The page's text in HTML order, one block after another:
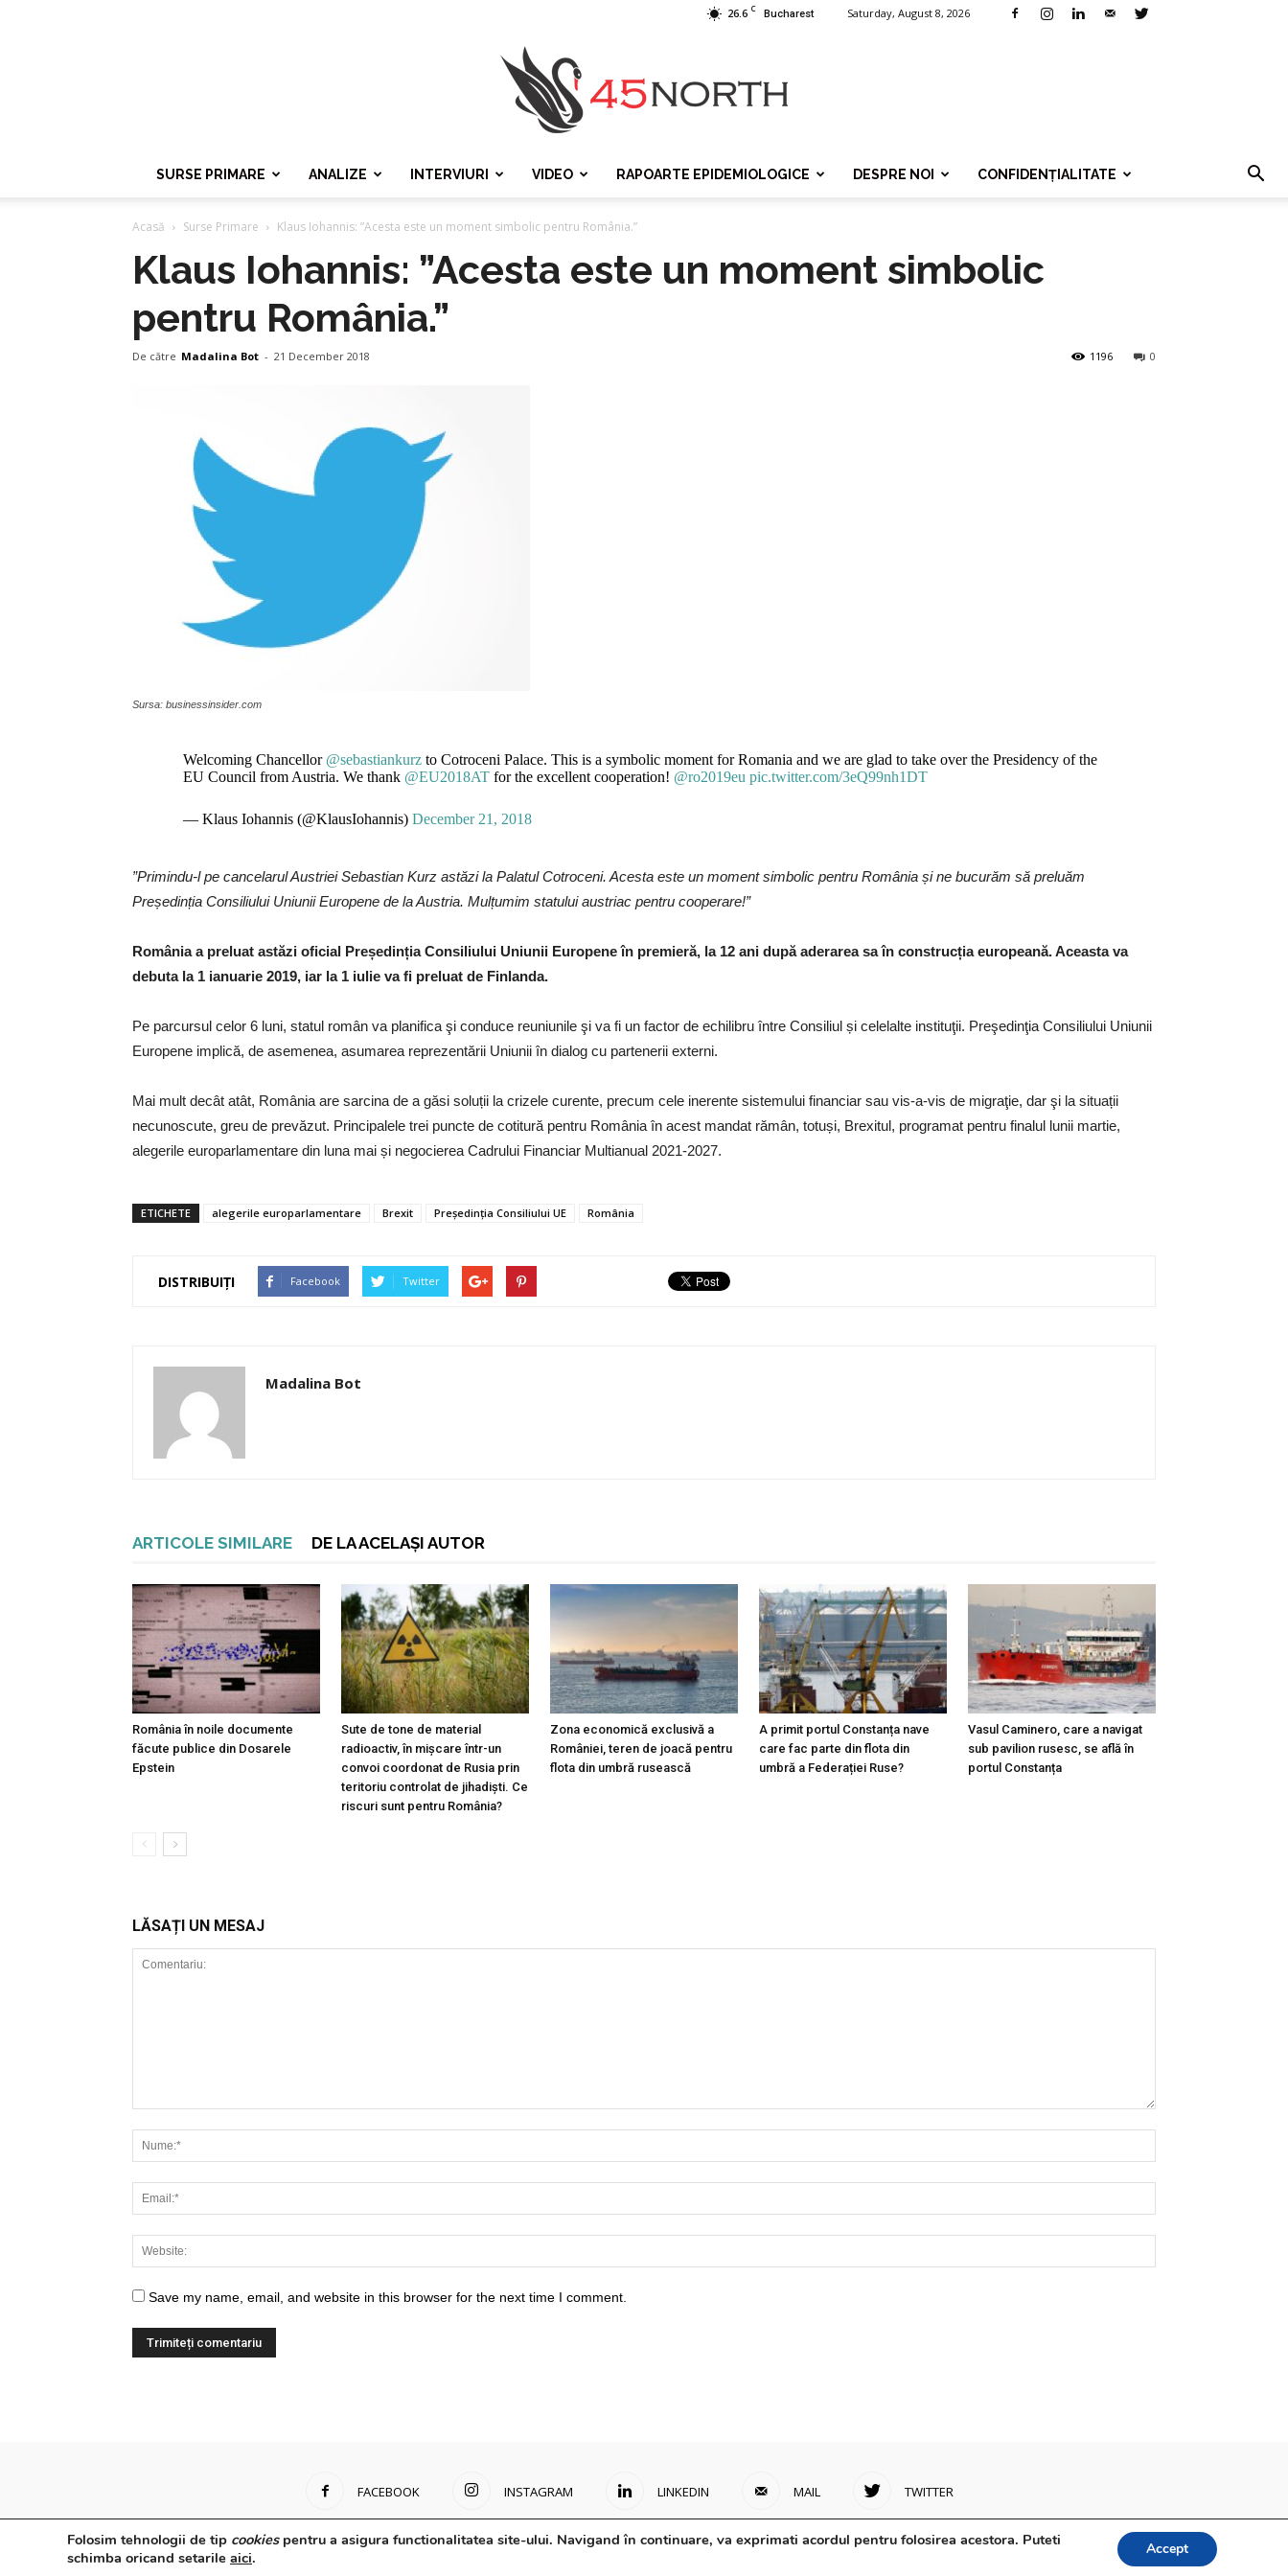
26.6 C Bucharest Saturday, August 8, 2026
SURSE PRIMARE ANALIZE INTERVIURI VIDEO RAPOARTE EPIDEMIOLOGICE DESPRE NOI CONFIDENȚIALITATE
Acasă Surse Primare Klaus Iohannis: ”Acesta este un moment simbolic pentru România.”
Klaus Iohannis: ”Acesta este un moment simbolic
pentru România.”
De către Madalina Bot - 21 December 2018 0
1196
Sursa: businessinsider.com
Welcoming Chancellor @sebastiankurz to Cotroceni Palace. This is a symbolic moment for Romania and we are glad to take over the Presidency of the
EU Council from Austria. We thank @EU2018AT for the excellent cooperation! @ro2019eu pic.twitter.com/3eQ99nh1DT
— Klaus Iohannis (@KlausIohannis)December 21, 2018
”Primindu-l pe cancelarul Austriei Sebastian Kurz astăzi la Palatul Cotroceni. Acesta este un moment simbolic pentru România și ne bucurăm să preluăm
Președinția Consiliului Uniunii Europene de la Austria. Mulțumim statului austriac pentru cooperare!”
România a preluat astăzi oficial Președinția Consiliului Uniunii Europene în premieră, la 12 ani după aderarea sa în construcția europeană. Aceasta va
debuta la 1 ianuarie 2019, iar la 1 iulie va fi preluat de Finlanda.
Pe parcursul celor 6 luni, statul român va planifica şi conduce reuniunile şi va fi un factor de echilibru între Consiliul și celelalte instituţii. Preşedinţia Consiliului Uniunii
Europene implică, de asemenea, asumarea reprezentării Uniunii în dialog cu partenerii externi.
Mai mult decât atât, România are sarcina de a găsi soluții la crizele curente, precum cele inerente sistemului financiar sau vis-a-vis de migraţie, dar şi la situații
necunoscute, greu de prevăzut. Principalele trei puncte de cotitură pentru România în acest mandat rămân, totuși, Brexitul, programat pentru finalul lunii martie,
alegerile europarlamentare din luna mai și negocierea Cadrului Financiar Multianual 2021-2027.
ETICHETE alegerile europarlamentare Brexit Președinția Consiliului UE România
DISTRIBUIȚI Facebook Twitter
Madalina Bot
ARTICOLE SIMILARE DE LA ACELAȘI AUTOR
România în noile documente
făcute publice din Dosarele
Epstein
Sute de tone de material
radioactiv, în mișcare într-un
convoi coordonat de Rusia prin
teritoriu controlat de jihadiști. Ce
riscuri sunt pentru România?
Zona economică exclusivă a
României, teren de joacă pentru
flota din umbră rusească
A primit portul Constanța nave
care fac parte din flota din
umbră a Federației Ruse?
Vasul Caminero, care a navigat
sub pavilion rusesc, se află în
portul Constanța
LĂSAȚI UN MESAJ
Save my name, email, and website in this browser for the next time I comment.
FACEBOOK INSTAGRAM LINKEDIN MAIL TWITTER
Confidențialitate
© Powered byControl F5
Folosim tehnologii de tip cookiespentru a asigura functionalitatea site-ului. Navigand în continuare, va exprimati acordul pentru folosirea acestora. Puteti
schimba oricand setarile aici. Accept